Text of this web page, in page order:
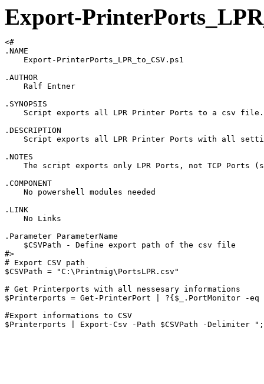
Export-
<#
.NAME
    Export-PrinterPorts_LPR_to_CSV.ps1
.AUTHOR
    Ralf Entner
.SYNOPSIS
    Script exports all LPR Printer Ports to a csv file.
.DESCRIPTION
Script exports all LPR Printer Ports with all
.NOTES
The script exports only LPR Ports, not TCP Ports
.COMPONENT
    No powershell modules needed
.LINK
    No Links
.Parameter ParameterName
    $CSVPath - Define export path of the csv file
#>
# Export CSV path
$CSVPath = "C:\Printmig\PortsLPR.csv"
# Get Printerports with all nessesary informations
$Printerports = Get-PrinterPort | ?{$_.PortMonitor -eq
#Export informations to CSV
$Printerports | Export-Csv -Path $CSVPath -Delimiter